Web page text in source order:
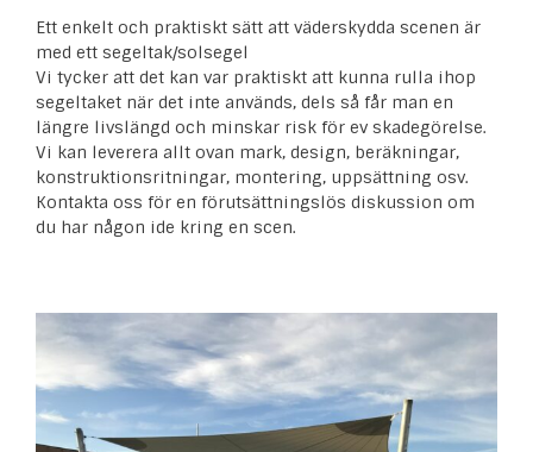
Ett enkelt och praktiskt sätt att väderskydda scenen är
med ett segeltak/solsegel
Vi tycker att det kan var praktiskt att kunna rulla ihop
segeltaket när det inte används, dels så får man en
längre livslängd och minskar risk för ev skadegörelse.
Vi kan leverera allt ovan mark, design, beräkningar,
konstruktionsritningar, montering, uppsättning osv.
Kontakta oss för en förutsättningslös diskussion om
du har någon ide kring en scen.